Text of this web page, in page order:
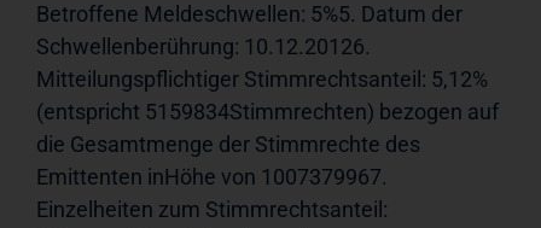
Betroffene Meldeschwellen: 5%5. Datum der
Schwellenberührung: 10.12.20126.
Mitteilungspflichtiger Stimmrechtsanteil: 5,12%
(entspricht 5159834Stimmrechten) bezogen auf
die Gesamtmenge der Stimmrechte des
Emittenten inHöhe von 1007379967.
Einzelheiten zum Stimmrechtsanteil: